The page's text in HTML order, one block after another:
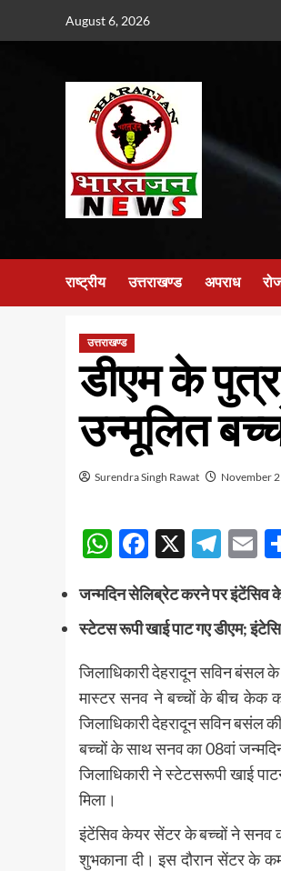
August 6, 2026
राष्ट्रीय उत्तराखण्ड अपराध
उत्तराखण्ड
डीएम के पुत्र
उन्मूलित
Surendra Singh Rawat November
WhatsApp
Facebook
X
जन्मदिन सेलिब्रेट करने पर इंटेंसिव
स्टेटस रूपी खाई पाट गए डीएम;
जिलाधिकारी देहरादून सविन
मास्टर सनव ने बच्चों के बीच केक
जिलाधिकारी देहरादून सविन बसंल
बच्चों के साथ सनव का 08वां
जिलाधिकारी ने स्टेटसरूपी खाई
मिला।
इंटेंसिव केयर सेंटर के बच्चों ने सनव
शुभकाना दी। इस दौरान सेंटर के